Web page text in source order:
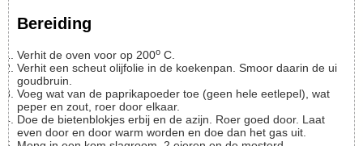
Bereiding
Verhit de oven voor op 200o C.
Verhit een scheut olijfolie in de koekenpan. Smoor daarin de ui
goudbruin.
Voeg wat van de paprikapoeder toe (geen hele eetlepel), wat
peper en zout, roer door elkaar.
Doe de bietenblokjes erbij en de azijn. Roer goed door. Laat
even door en door warm worden en doe dan het gas uit.